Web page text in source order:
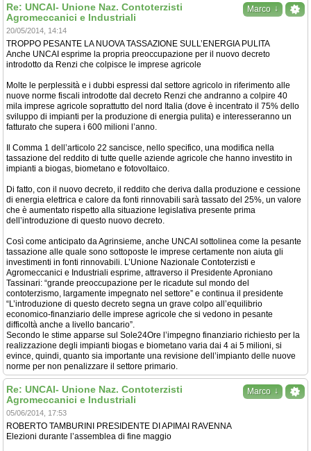
Marco ↓
Re: UNCAI- Unione Naz. Contoterzisti
Agromeccanici e Industriali
20/05/2014, 14:14
TROPPO PESANTE LA NUOVA TASSAZIONE SULL’ENERGIA PULITA
Anche UNCAI esprime la propria preoccupazione per il nuovo decreto
introdotto da Renzi che colpisce le imprese agricole
Molte le perplessità e i dubbi espressi dal settore agricolo in riferimento alle
nuove norme fiscali introdotte dal decreto Renzi che andranno a colpire 40
mila imprese agricole soprattutto del nord Italia (dove è incentrato il 75% dello
sviluppo di impianti per la produzione di energia pulita) e interesseranno un
fatturato che supera i 600 milioni l’anno.
Il Comma 1 dell’articolo 22 sancisce, nello specifico, una modifica nella
tassazione del reddito di tutte quelle aziende agricole che hanno investito in
impianti a biogas, biometano e fotovoltaico.
Di fatto, con il nuovo decreto, il reddito che deriva dalla produzione e cessione
di energia elettrica e calore da fonti rinnovabili sarà tassato del 25%, un valore
che è aumentato rispetto alla situazione legislativa presente prima
dell’introduzione di questo nuovo decreto.
Così come anticipato da Agrinsieme, anche UNCAI sottolinea come la pesante
tassazione alle quale sono sottoposte le imprese certamente non aiuta gli
investimenti in fonti rinnovabili. L’Unione Nazionale Contoterzisti e
Agromeccanici e Industriali esprime, attraverso il Presidente Aproniano
Tassinari: “grande preoccupazione per le ricadute sul mondo del
contoterzismo, largamente impegnato nel settore” e continua il presidente
“L’introduzione di questo decreto segna un grave colpo all’equilibrio
economico-finanziario delle imprese agricole che si vedono in pesante
difficoltà anche a livello bancario”.
Secondo le stime apparse sul Sole24Ore l’impegno finanziario richiesto per la
realizzazione degli impianti biogas e biometano varia dai 4 ai 5 milioni, si
evince, quindi, quanto sia importante una revisione dell’impianto delle nuove
norme per non penalizzare il settore primario.
Marco ↓
Re: UNCAI- Unione Naz. Contoterzisti
Agromeccanici e Industriali
05/06/2014, 17:53
ROBERTO TAMBURINI PRESIDENTE DI APIMAI RAVENNA
Elezioni durante l’assemblea di fine maggio